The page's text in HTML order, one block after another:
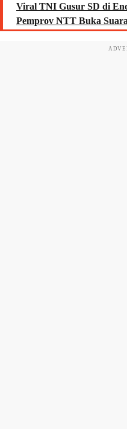
Viral TNI Gusur SD di
Pemprov NTT Buka Suara